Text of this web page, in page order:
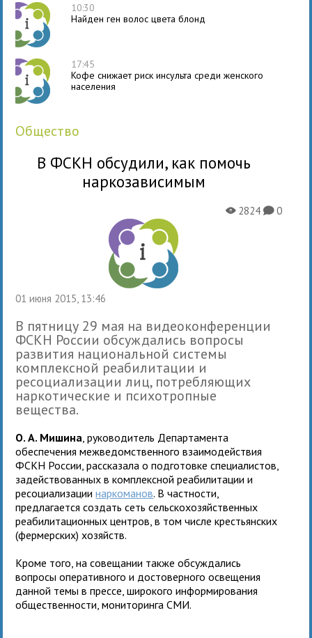
10:30
Найден ген волос цвета блонд
17:45
Кофе снижает риск инсульта среди женского
населения
общество
В ФСКН обсудили, как помочь
наркозависимым
01 июня 2015, 13:46
X2824K0
В пятницу 29 мая на видеоконференции
ФСКН России обсуждались вопросы
развития национальной системы
комплексной реабилитации и
ресоциализации лиц, потребляющих
наркотические и психотропные
вещества.
О. А. Мишина , руководитель Департамента
обеспечения межведомственного взаимодействия
ФСКН России, рассказала о подготовке специалистов,
задействованных в комплексной реабилитации и
ресоциализациинаркоманов. В частности,
предлагается создать сеть сельскохозяйственных
реабилитационных центров, в том числе крестьянских
(фермерских) хозяйств.
Кроме того, на совещании также обсуждались
вопросы оперативного и достоверного освещения
данной темы в прессе, широкого информирования
общественности, мониторинга СМИ.